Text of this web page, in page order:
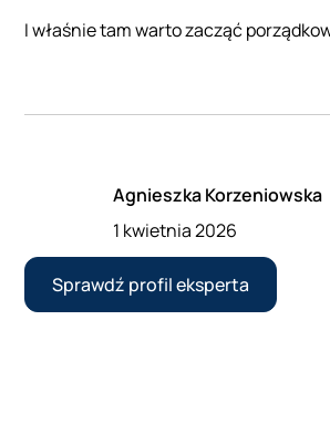
I właśnie tam warto zacząć
Agnieszka Korzeniowska
1 kwietnia 2026
Sprawdź profil eksperta